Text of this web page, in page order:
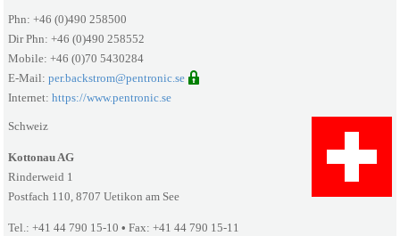
Phn: +46 (0)490 258500
Dir Phn: +46 (0)490 258552
Mobile: +46 (0)70 5430284
E-Mail:per.backstrom@pentronic.se
Internet:https://www.pentronic.se
Schweiz
Kottonau AG
Rinderweid 1
Postfach 110, 8707 Uetikon am See
Tel.: +41 44 790 15-10 •Fax: +41 44 790 15-11